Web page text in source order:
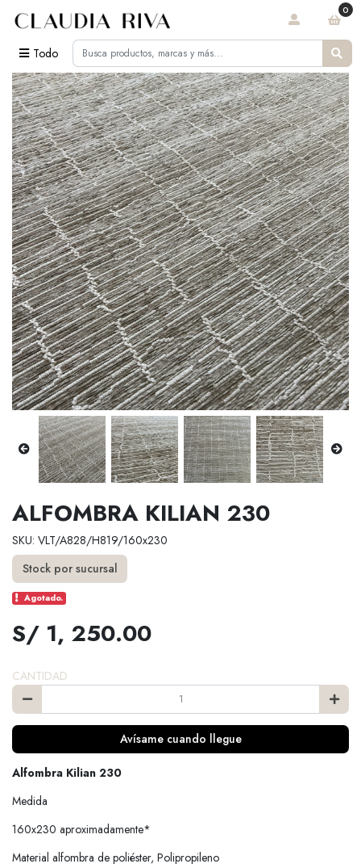
Todo
0
ALFOMBRA KILIAN 230
SKU: VLT/A828/H819/160x230
Stock por sucursal
Agotado.
S/ 1, 250.00
CANTIDAD
Avísame cuando llegue
Alfombra Kilian 230
Medida
160x230 aproximadamente*
Material alfombra de poliéster, Polipropileno